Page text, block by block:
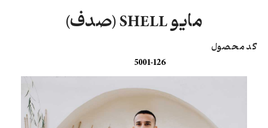
مایو SHELL (صدف)
کد محصول
5001-126